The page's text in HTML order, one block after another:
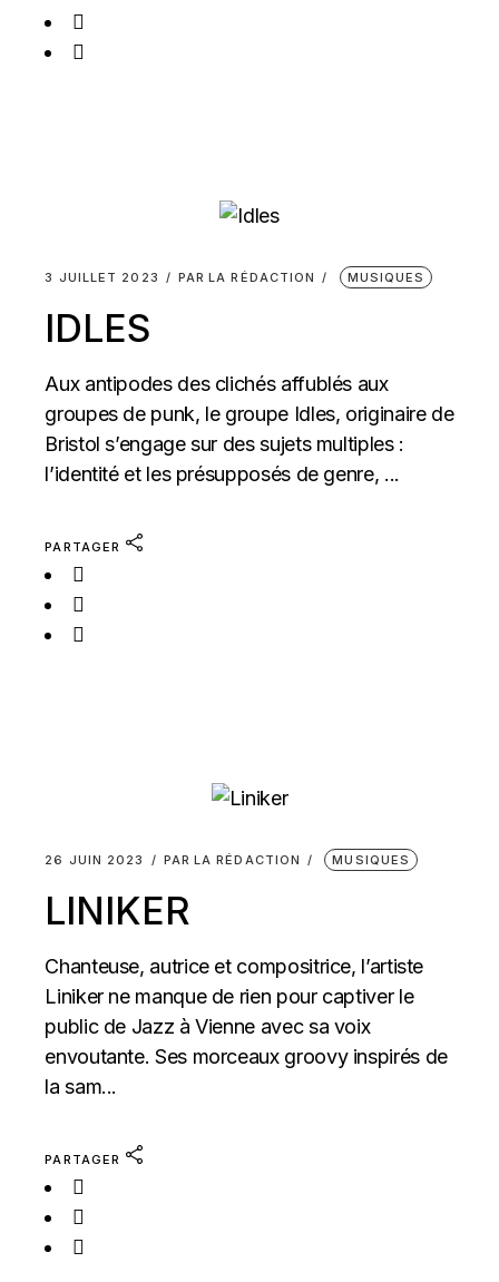
3 JUILLET 2023 PAR LA RÉDACTION MUSIQUES
IDLES
Aux antipodes des clichés affublés aux
groupes de punk, le groupe Idles, originaire de
Bristol s’engage sur des sujets multiples :
l’identité et les présupposés de genre, ...
PARTAGER
26 JUIN 2023 PAR LA RÉDACTION MUSIQUES
LINIKER
Chanteuse, autrice et compositrice, l’artiste
Liniker ne manque de rien pour captiver le
public de Jazz à Vienne avec sa voix
envoutante. Ses morceaux groovy inspirés de
la sam...
PARTAGER